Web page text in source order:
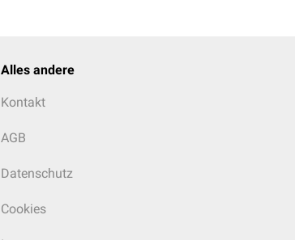
Alles andere
Kontakt
AGB
Datenschutz
Cookies